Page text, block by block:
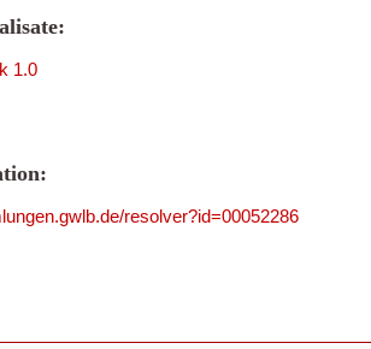
1.0
resolver?id=00052286